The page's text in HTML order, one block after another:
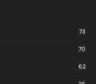
73
70
62